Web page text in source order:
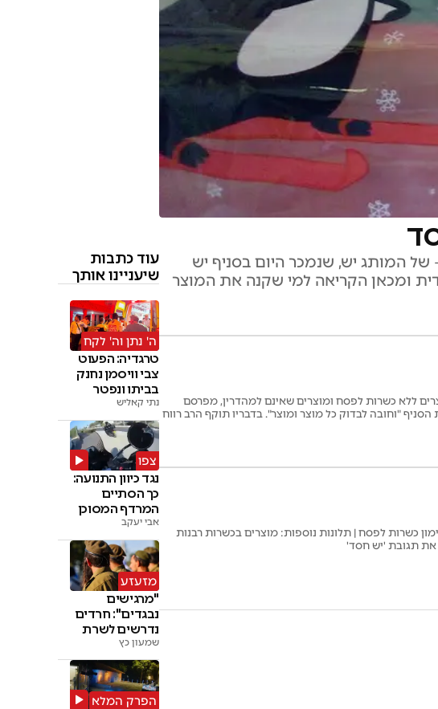
המותג יש, שנמכר היום בסניף יש
ומכאן הקריאה למי שקנה את המוצר
ללא כשרות לפסח ומוצרים שאינם למהדרין, מפרסם
"וחובה לבדוק כל מוצר ומוצר". בדבריו תוקף הרב רווח
חוסר שיתוף הפעולה מצד הסניף, יש לידע כי הסניף איננו
כשרות לפסח | תלונות נוספות: מוצרים בכשרות רבנות
את תגובת 'יש חסד'
עוד כתבות
שיעניינו אותך
ה' נתן וה' לקח
טרגדיה: הפעוט
צבי וויסמן נחנק
בביתו ונפטר
נתי קאליש
צפו
נגד כיוון התנועה:
כך הסתיים
המרדף המסוכן
אבי יעקב
מזעזע
"מרגישים
נבגדים": חרדים
נדרשים לשרת
לצד חיילות
בצה"ל
שמעון כץ
הפרק המלא